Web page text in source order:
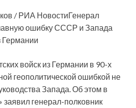
/ РИА НовостиГенерал
ошибку СССР и Запада
Германии
войск из Германии в 90-х
геополитической ошибкой не
Запада. Об этом в
заявил генерал-полковник